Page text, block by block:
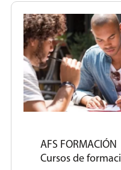
AFS FORMACIÓN
Cursos de